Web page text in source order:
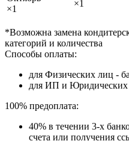
×1
×1
*Возможна замена
категорий и количества
Способы оплаты:
для Физических лиц -
для ИП и Юридических
100% предоплата:
40% в течении 3-х
счета или получения